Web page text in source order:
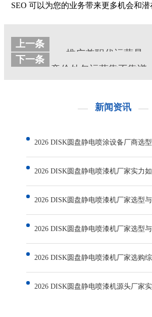
SEO 可以为您的业务带来更多机会和潜
上一条
下一条
竞价外包运营靠不靠谱
新闻资讯
2026 DISK圆盘静电喷漆机厂家选购